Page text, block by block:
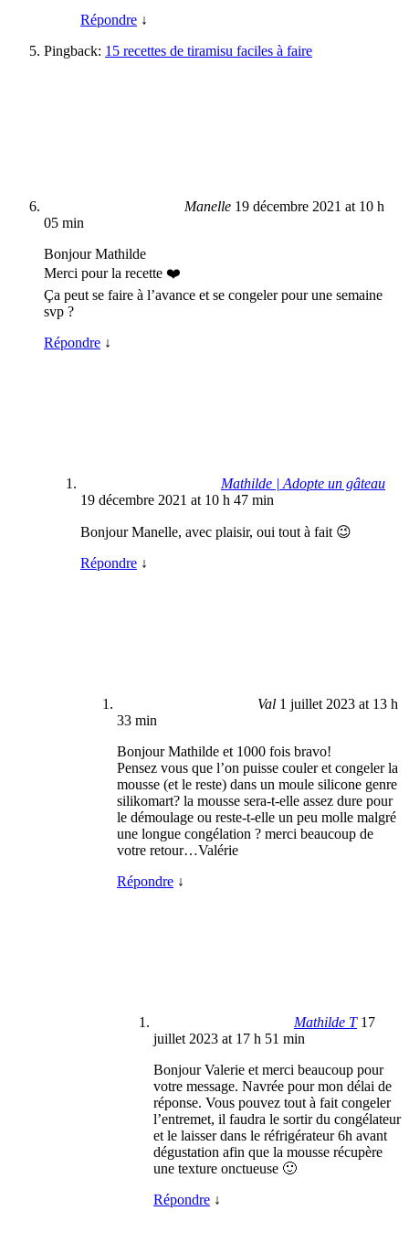
Répondre ↓
Pingback: 15 recettes de tiramisu faciles à faire
Manelle 19 décembre 2021 at 10 h
05 min
Bonjour Mathilde
Merci pour la recette ❤️
Ça peut se faire à l’avance et se congeler pour une semaine
svp ?
Répondre ↓
Mathilde | Adopte un gâteau
19 décembre 2021 at 10 h 47 min
Bonjour Manelle, avec plaisir, oui tout à fait 😉
Répondre ↓
Val 1 juillet 2023 at 13 h
33 min
Bonjour Mathilde et 1000 fois bravo!
Pensez vous que l’on puisse couler et congeler la
mousse (et le reste) dans un moule silicone genre
silikomart? la mousse sera-t-elle assez dure pour
le démoulage ou reste-t-elle un peu molle malgré
une longue congélation ? merci beaucoup de
votre retour…Valérie
Répondre ↓
Mathilde T 17
juillet 2023 at 17 h 51 min
Bonjour Valerie et merci beaucoup pour
votre message. Navrée pour mon délai de
réponse. Vous pouvez tout à fait congeler
l’entremet, il faudra le sortir du congélateur
et le laisser dans le réfrigérateur 6h avant
dégustation afin que la mousse récupère
une texture onctueuse 🙂
Répondre ↓